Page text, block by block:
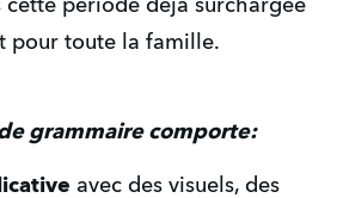
cette période déjà surchargée
pour toute la famille.
grammaire comporte:
avec des visuels, des